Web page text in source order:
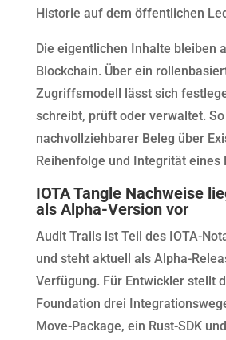
Historie auf dem öffentlichen
Die eigentlichen Inhalte bleiben
Blockchain. Über ein
Zugriffsmodell lässt sich
schreibt, prüft oder verwaltet.
nachvollziehbarer Beleg über
Reihenfolge und Integrität eines
IOTA Tangle Nachweise
als Alpha-Version vor
Audit Trails ist Teil des IOTA-
und steht aktuell als Alpha-
Verfügung. Für Entwickler stellt
Foundation drei
Move-Package, ein Rust-SDK